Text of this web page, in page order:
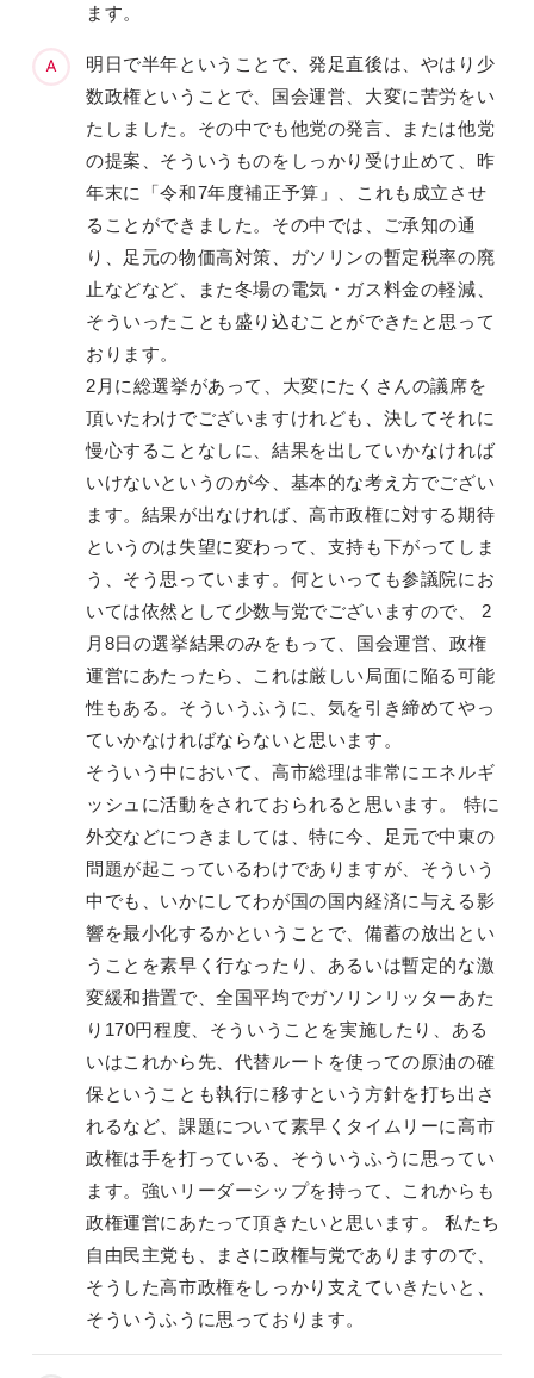
ます。
明日で半年ということで、発足直後は、やはり少
数政権ということで、国会運営、大変に苦労をい
たしました。その中でも他党の発言、または他党
の提案、そういうものをしっかり受け止めて、昨
年末に「令和7年度補正予算」、これも成立させ
ることができました。その中では、ご承知の通
り、足元の物価高対策、ガソリンの暫定税率の廃
止などなど、また冬場の電気・ガス料金の軽減、
そういったことも盛り込むことができたと思って
おります。
2月に総選挙があって、大変にたくさんの議席を
頂いたわけでございますけれども、決してそれに
慢心することなしに、結果を出していかなければ
いけないというのが今、基本的な考え方でござい
ます。結果が出なければ、高市政権に対する期待
というのは失望に変わって、支持も下がってしま
う、そう思っています。何といっても参議院にお
いては依然として少数与党でございますので、 2
月8日の選挙結果のみをもって、国会運営、政権
運営にあたったら、これは厳しい局面に陥る可能
性もある。そういうふうに、気を引き締めてやっ
ていかなければならないと思います。
そういう中において、高市総理は非常にエネルギ
ッシュに活動をされておられると思います。 特に
外交などにつきましては、特に今、足元で中東の
問題が起こっているわけでありますが、そういう
中でも、いかにしてわが国の国内経済に与える影
響を最小化するかということで、備蓄の放出とい
うことを素早く行なったり、あるいは暫定的な激
変緩和措置で、全国平均でガソリンリッターあた
り170円程度、そういうことを実施したり、ある
いはこれから先、代替ルートを使っての原油の確
保ということも執行に移すという方針を打ち出さ
れるなど、課題について素早くタイムリーに高市
政権は手を打っている、そういうふうに思ってい
ます。強いリーダーシップを持って、これからも
政権運営にあたって頂きたいと思います。 私たち
自由民主党も、まさに政権与党でありますので、
そうした高市政権をしっかり支えていきたいと、
そういうふうに思っております。